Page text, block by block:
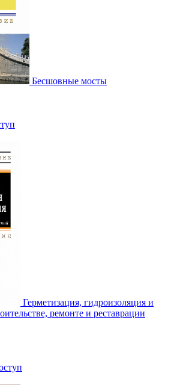
Бесшовные мосты
Герметизация, гидроизоляция и
ремонте и реставрации